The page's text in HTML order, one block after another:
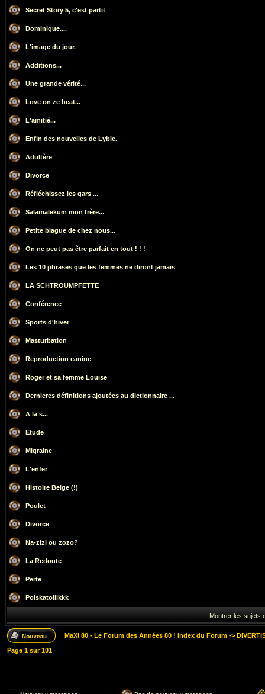
Secret Story 5, c'est partit
Dominique....
L'image du jour.
Additions...
Une grande vérité...
Love on ze beat...
L'amitié...
Enfin des nouvelles de Lybie.
Adultère
Divorce
Réfléchissez les gars ...
Salamalekum mon frère...
Petite blague de chez nous...
On ne peut pas être parfait en tout ! ! !
Les 10 phrases que les femmes ne diront jamais
LA SCHTROUMPFETTE
Conférence
Sports d'hiver
Masturbation
Reproduction canine
Roger et sa femme Louise
Dernieres définitions ajoutées au dictionnaire ...
A la s...
Etude
Migraine
L'enfer
Histoire Belge (!)
Poulet
Divorce
Na-zizi ou zozo?
La Redoute
Perte
Polskatoliikkk
Montrer les sujets
MaXi 80 - Le Forum des Années 80 ! Index du Forum ->
Page 1 sur101